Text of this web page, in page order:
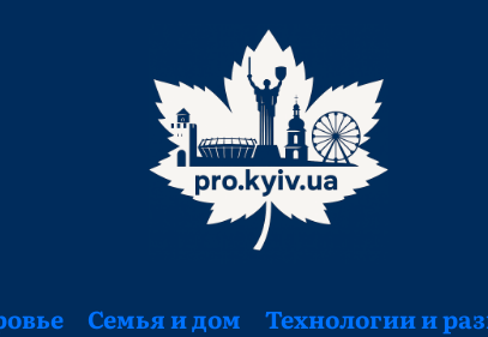
Семья и дом Технологии и